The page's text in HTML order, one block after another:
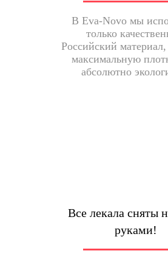
В Eva-Novo мы
только
Российский
максимальную
абсолютно
Все лекала сняты
руками!